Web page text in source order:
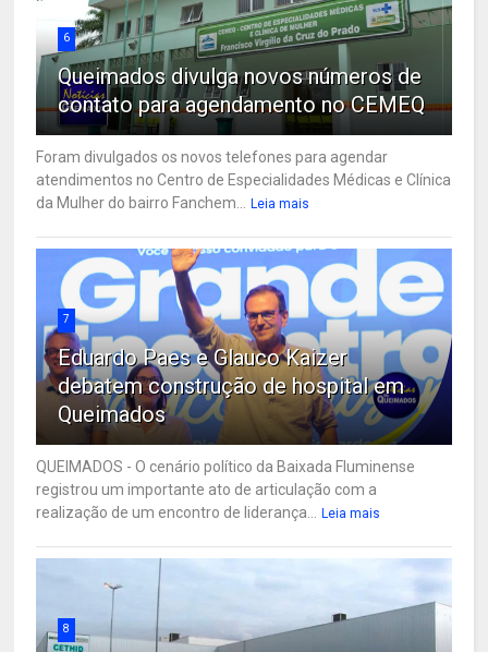
6
Queimados divulga novos números de
contato para agendamento no CEMEQ
Foram divulgados os novos telefones para agendar
atendimentos no Centro de Especialidades Médicas e Clínica
da Mulher do bairro Fanchem...
Leia mais
7
Eduardo Paes e Glauco Kaizer
debatem construção de hospital em
Queimados
QUEIMADOS - O cenário político da Baixada Fluminense
registrou um importante ato de articulação com a
realização de um encontro de liderança...
Leia mais
8